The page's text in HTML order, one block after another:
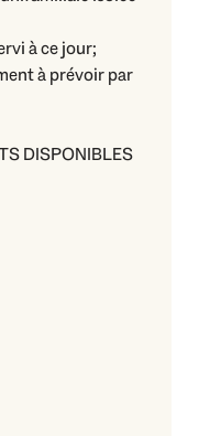
à ce jour;
à prévoir par
DISPONIBLES